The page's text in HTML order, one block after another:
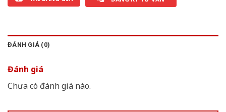
ĐÁNH GIÁ (0)
Đánh giá
Chưa có đánh giá nào.